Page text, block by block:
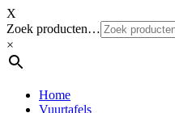
X
Zoek producten…
×
Home
Vuurtafels